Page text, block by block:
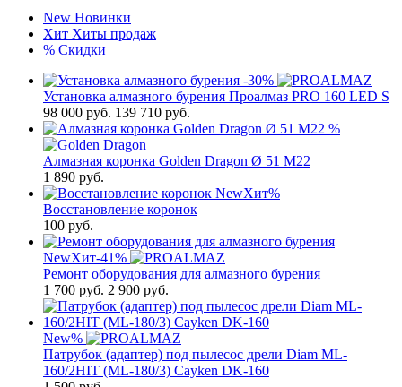
New Новинки
Хит Хиты продаж
% Скидки
-30%
Установка алмазного бурения Проалмаз PRO 160 LED S
98 000 руб. 139 710 руб.
%
Алмазная коронка Golden Dragon Ø 51 М22
1 890 руб.
NewХит%
Восстановление коронок
100 руб.
NewХит-41%
Ремонт оборудования для алмазного бурения
1 700 руб. 2 900 руб.
New%
Патрубок (адаптер) под пылесос дрели Diam ML-
160/2HIT (ML-180/3) Cayken DK-160